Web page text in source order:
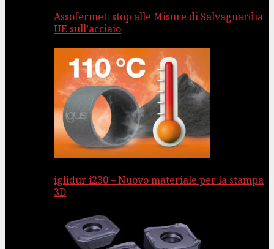
Assofermet: stop alle Misure di Salvaguardia
UE sull’acciaio
iglidur i230 – Nuovo materiale per la stampa
3D